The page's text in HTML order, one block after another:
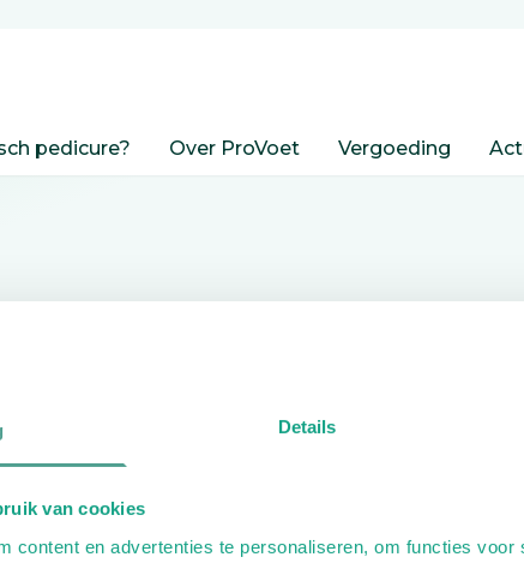
Details
van cookies
content en advertenties te personaliseren, om functies voor
pedicure? Over ProVoet Vergoeding
pedicure.